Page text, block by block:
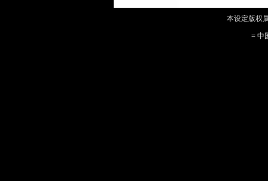
本设定版权
= 中